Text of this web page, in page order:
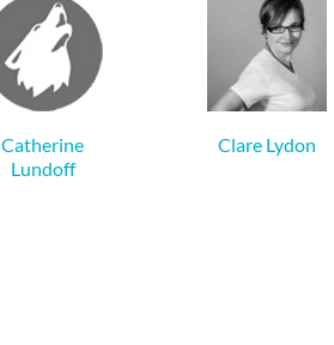
Catherine
Lundoff
Clare Lydon